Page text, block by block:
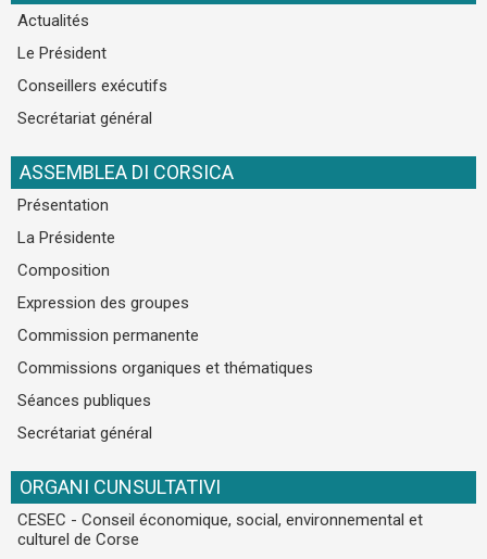
Actualités
Le Président
Conseillers exécutifs
Secrétariat général
ASSEMBLEA DI CORSICA
Présentation
La Présidente
Composition
Expression des groupes
Commission permanente
Commissions organiques et thématiques
Séances publiques
Secrétariat général
ORGANI CUNSULTATIVI
CESEC - Conseil économique, social, environnemental et
culturel de Corse